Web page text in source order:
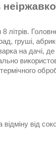
літрів.
груші,
на дачі,
від